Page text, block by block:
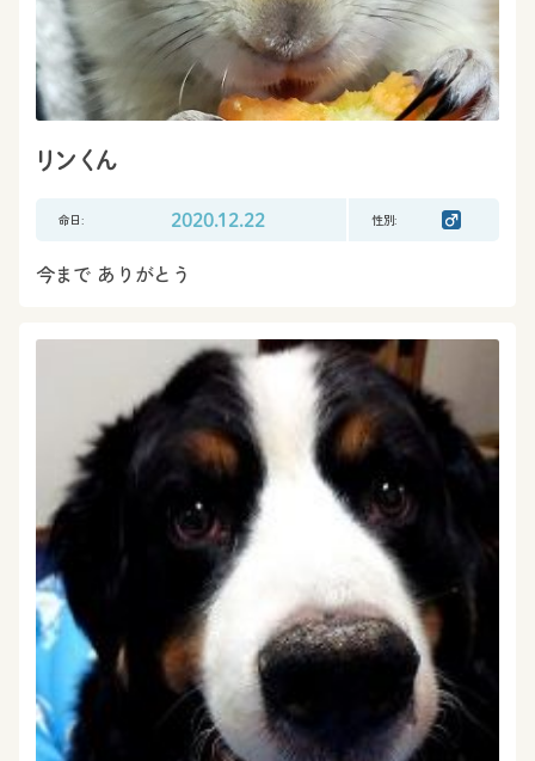
リンくん
命日: 2020.12.22 性別:
今まで ありがとう